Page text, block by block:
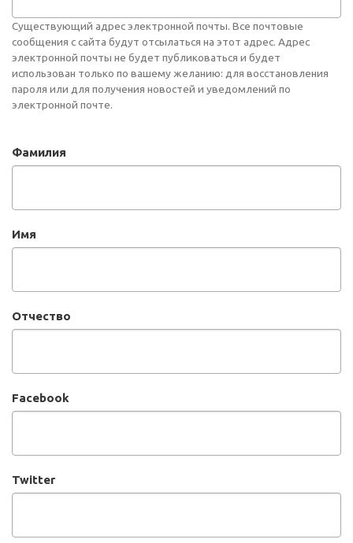
Существующий адрес электронной почты. Все почтовые
сообщения с сайта будут отсылаться на этот адрес. Адрес
электронной почты не будет публиковаться и будет
использован только по вашему желанию: для восстановления
пароля или для получения новостей и уведомлений по
электронной почте.
Фамилия
Имя
Отчество
Facebook
Twitter